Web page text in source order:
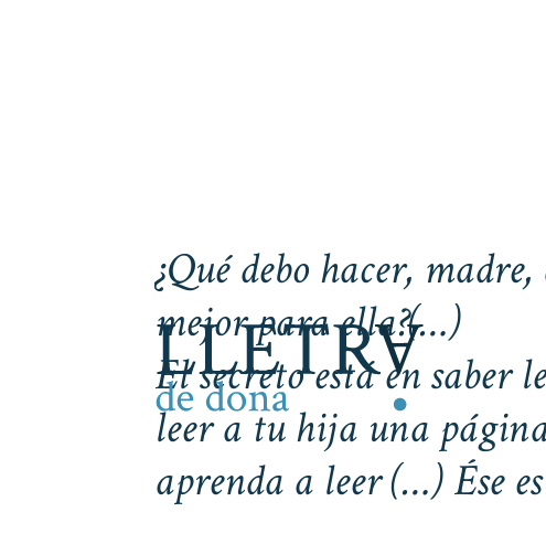
¿Qué debo hacer,
mejor para ella?(…)
El secreto está en saber
leer a tu hija una
aprenda a leer (…) Ése